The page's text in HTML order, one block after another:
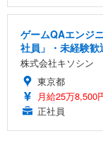
ゲームQAエンジ
社員」・未経験
株式会社キソシン
東京都
月給25万8,500
正社員